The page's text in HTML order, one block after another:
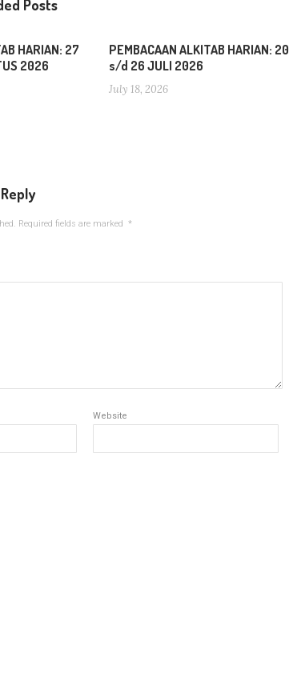
Posts
HARIAN: 27
2026
PEMBACAAN ALKITAB HARIAN: 20
s/d 26 JULI 2026
July 18, 2026
Required fields are marked *
Website